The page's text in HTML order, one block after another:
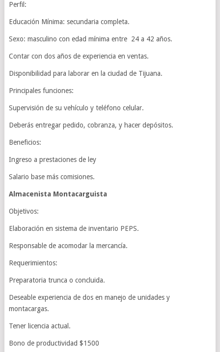
Perfil:
Educación Mínima: secundaria completa.
Sexo: masculino con edad mínima entre 24 a 42 años.
Contar con dos años de experiencia en ventas.
Disponibilidad para laborar en la ciudad de Tijuana.
Principales funciones:
Supervisión de su vehículo y teléfono celular.
Deberás entregar pedido, cobranza, y hacer depósitos.
Beneficios:
Ingreso a prestaciones de ley
Salario base más comisiones.
Almacenista Montacarguista
Objetivos:
Elaboración en sistema de inventario PEPS.
Responsable de acomodar la mercancía.
Requerimientos:
Preparatoria trunca o concluida.
Deseable experiencia de dos en manejo de unidades y
montacargas.
Tener licencia actual.
Bono de productividad $1500